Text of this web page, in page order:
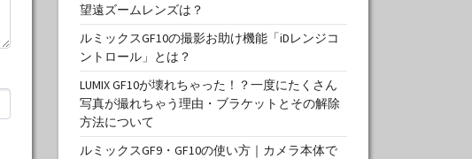
望遠ズームレンズは？
ルミックスGF10の撮影お助け機能「iDレンジコ
ントロール」とは？
LUMIX GF10が壊れちゃった！？一度にたくさん
写真が撮れちゃう理由・ブラケットとその解除
方法について
ルミックスGF9・GF10の使い方｜カメラ本体で